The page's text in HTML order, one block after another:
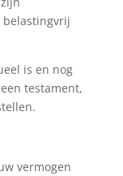
belastingvrij
is en nog
testament,
vermogen